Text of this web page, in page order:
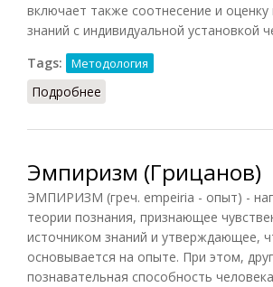
включает также соотнесение и оценку
знаний с индивидуальной установкой
Tags:
Методология
Подробнее
Эмпиризм (Грицанов)
ЭМПИРИЗМ (греч. empeiria - опыт) -
теории познания, признающее
источником знаний и утверждающее,
основывается на опыте. При этом,
познавательная способность